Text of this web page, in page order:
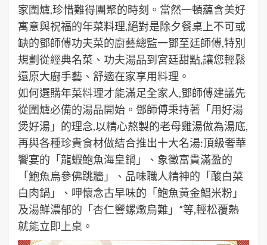
家圍爐,珍惜難得團聚的時刻。當然一頓藴含美好
寓意與祝福的年菜料理,絕對是除夕餐桌上不可或
缺的鄧師傅功夫菜的廚藝總監一鄧至廷師傅,特別
規劃從經典名菜、功夫湯品到宮廷甜點,讓您輕鬆
還原大廚手藝、舒適在家享用料理。
如何選購年菜料理才能滿足全家人,鄧師傅建議先
從圍爐必備的湯品開始。鄧師傅秉持著「用好湯
煲好湯」的理念,以精心熬製的老母雞湯做為湯底,
再與各種珍貴食材做結合推出十大名湯:頂級奢華
饗宴的「龍蝦鮑魚海皇鍋」、象徵富貴滿盈的
「鮑魚烏參佛跳牆」、品味職人精神的「酸白菜
白肉鍋」、呷懷念古早味的「鮑魚黃金鯧米粉」
及湯鮮濃郁的「杏仁響螺燉烏難」”等,輕松覆熱
就能立即上桌。